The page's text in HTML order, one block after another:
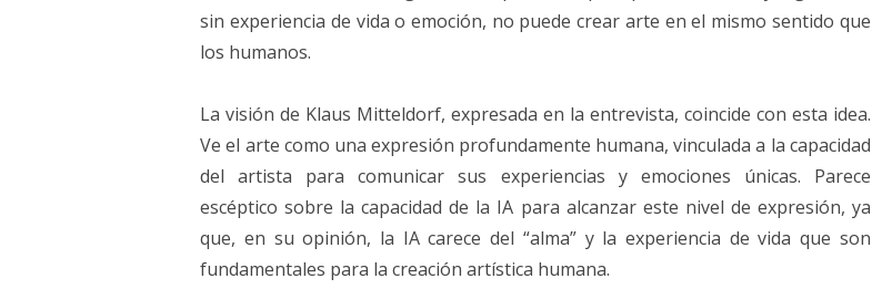
sin experiencia de vida o emoción, no puede crear arte en el mismo sentido que
los humanos.
La visión de Klaus Mitteldorf, expresada en la entrevista, coincide con esta idea.
Ve el arte como una expresión profundamente humana, vinculada a la capacidad
del artista para comunicar sus experiencias y emociones únicas. Parece
escéptico sobre la capacidad de la IA para alcanzar este nivel de expresión, ya
que, en su opinión, la IA carece del “alma” y la experiencia de vida que son
fundamentales para la creación artística humana.